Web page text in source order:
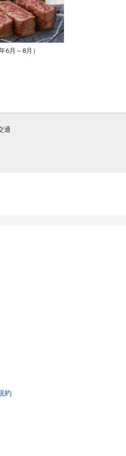
6月～8月）
通
約